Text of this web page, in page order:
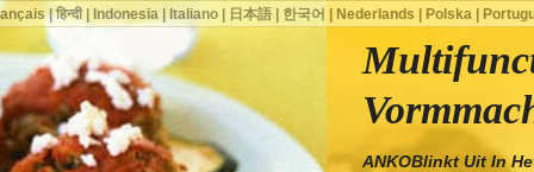
ANKOBlinkt Uit In
|हिन्दी| Indonesia| Italiano| 日本語| 한국어 Nederlands Polska|